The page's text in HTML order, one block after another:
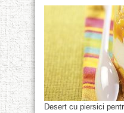
Desert cu piersici